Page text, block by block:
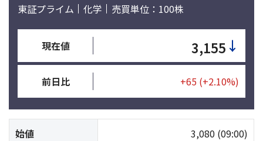
東証プライム 化学 売買単位：100株
現在値 3,155 ↓
前日比 +65 (+2.10%)
始値 3,080 (09:00)